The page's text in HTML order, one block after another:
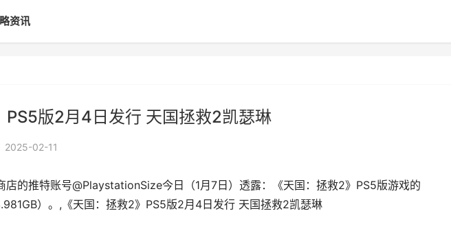
资讯
PS5版2月4日发行 天国拯救2凯瑟琳
2025-02-11
的推特账号@PlaystationSize今日（1月7日）透露：《天国：拯救2》PS5版游戏的
）。,《天国：拯救2》PS5版2月4日发行 天国拯救2凯瑟琳